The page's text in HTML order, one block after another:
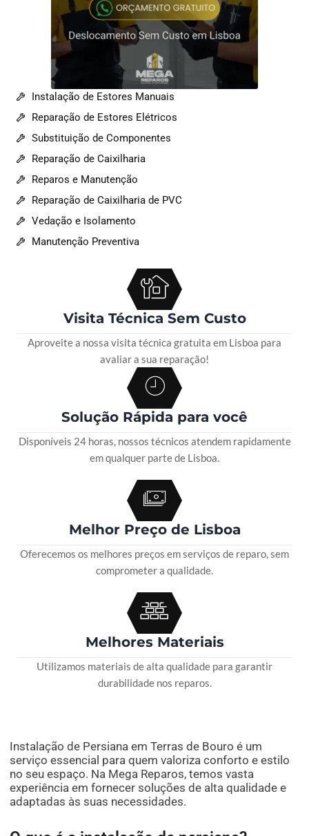
Instalação de Estores Manuais
Reparação de Estores Elétricos
Substituição de Componentes
Reparação de Caixilharia
Reparos e Manutenção
Reparação de Caixilharia de PVC
Vedação e Isolamento
Manutenção Preventiva
Visita Técnica Sem Custo
Aproveite a nossa visita técnica gratuita em Lisboa para
avaliar a sua reparação!
Solução Rápida para você
Disponíveis 24 horas, nossos técnicos atendem rapidamente
em qualquer parte de Lisboa.
Melhor Preço de Lisboa
Oferecemos os melhores preços em serviços de reparo, sem
comprometer a qualidade.
Melhores Materiais
Utilizamos materiais de alta qualidade para garantir
durabilidade nos reparos.
Instalação de Persiana em Terras de Bouro é um
serviço essencial para quem valoriza conforto e estilo
no seu espaço. Na Mega Reparos, temos vasta
experiência em fornecer soluções de alta qualidade e
adaptadas às suas necessidades.